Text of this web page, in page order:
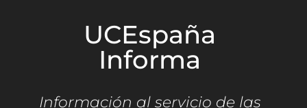
UCEspaña
Informa
Información al servicio de las